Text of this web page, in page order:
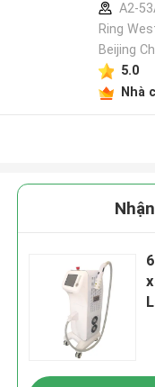
A2-
Ring
Beijing
5.0
Nhà